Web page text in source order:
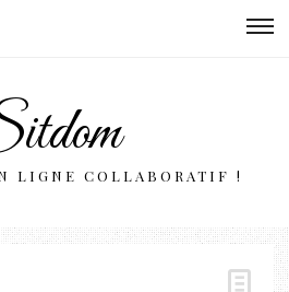
LIGNE COLLABORATIF !